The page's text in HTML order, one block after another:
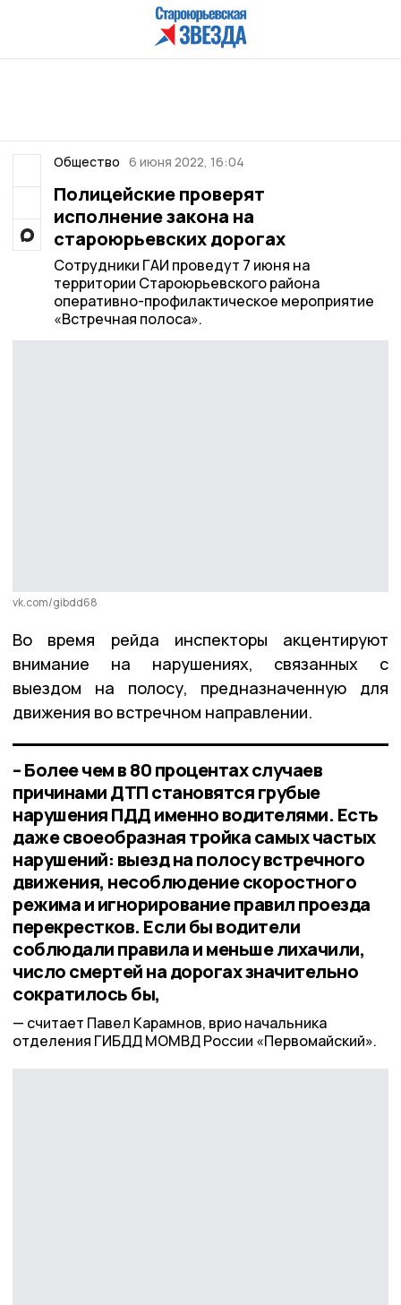
Общество 6 июня 2022, 16:04
Полицейские проверят
исполнение закона на
староюрьевских дорогах
Сотрудники ГАИ проведут 7 июня на
территории Староюрьевского района
оперативно-профилактическое мероприятие
«Встречная полоса».
vk.com/gibdd68
Во время рейда инспекторы акцентируют
внимание на нарушениях, связанных с
выездом на полосу, предназначенную для
движения во встречном направлении.
– Более чем в 80 процентах случаев
причинами ДТП становятся грубые
нарушения ПДД именно водителями. Есть
даже своеобразная тройка самых частых
нарушений: выезд на полосу встречного
движения, несоблюдение скоростного
режима и игнорирование правил проезда
перекрестков. Если бы водители
соблюдали правила и меньше лихачили,
число смертей на дорогах значительно
сократилось бы,
считает Павел Карамнов, врио начальника
отделения ГИБДД МОМВД России «Первомайский».